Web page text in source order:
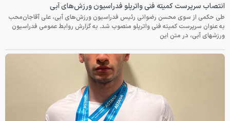
انتصاب سرپرست کمیته فنی واترپلو فدراسیون ورزش‌های آبی
طی حکمی از سوی محسن رضوانی رئیس فدراسیون ورزش‌های آبی، علی آقاجان‌محب
به عنوان سرپرست کمیته فنی واترپلو منصوب شد. به گزارش روابط عمومی فدراسیون
ورزشهای آبی، در متن این